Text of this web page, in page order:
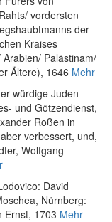
vordersten
der
Kraises
Palästinam/
Ältere), 1646 Mehr
würdige Juden-
und Götzendienst,
Roßen in
verbessert, und,
Wolfgang
: David
, Nürnberg:
Ernst, 1703 Mehr